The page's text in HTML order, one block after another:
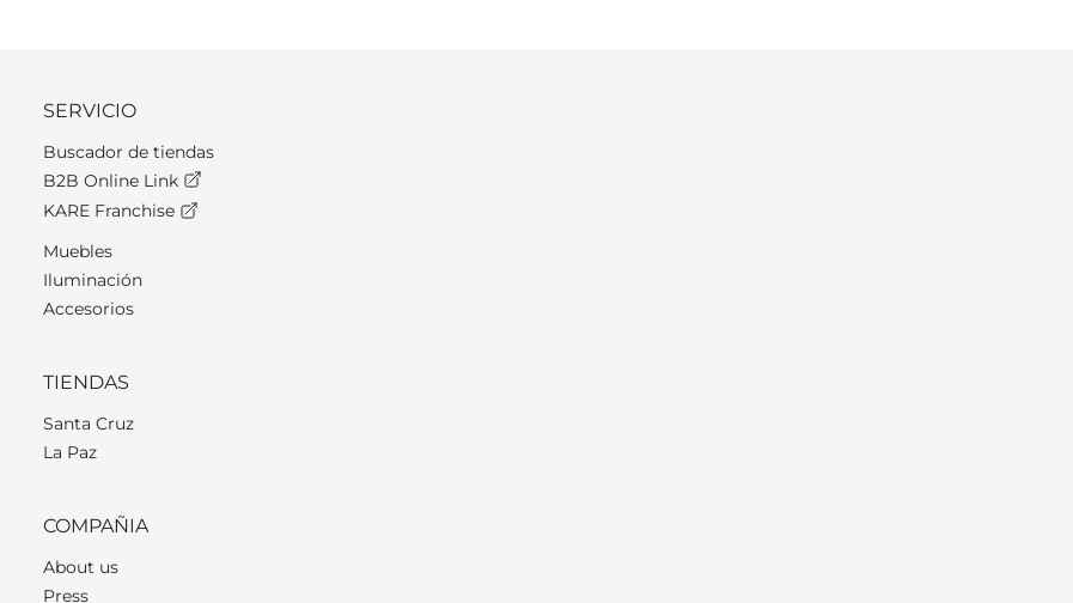
SERVICIO
Buscador de tiendas
B2B Online Link
KARE Franchise
Muebles
Iluminación
Accesorios
TIENDAS
Santa Cruz
La Paz
COMPAÑIA
About us
Press